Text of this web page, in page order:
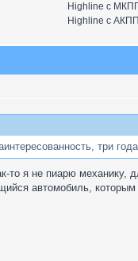
Highline с
Highline с АКПП
три
я не пиарю механику,
автомобиль,